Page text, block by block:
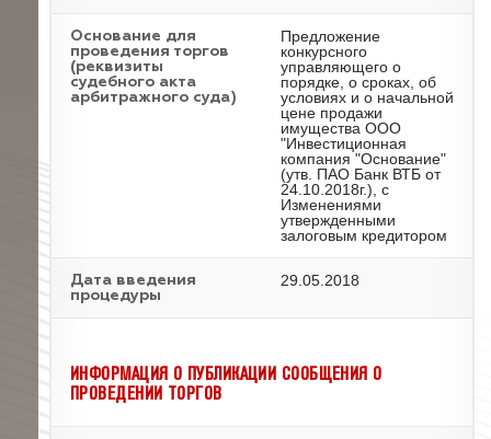
Основание для
проведения торгов
(реквизиты
судебного акта
арбитражного суда)
Предложение
конкурсного
управляющего о
порядке, о сроках, об
условиях и о начальной
цене продажи
имущества ООО
"Инвестиционная
компания "Основание"
(утв. ПАО Банк ВТБ от
24.10.2018г.), с
Изменениями
утвержденными
залоговым кредитором
Дата введения
процедуры
29.05.2018
ИНФОРМАЦИЯ О ПУБЛИКАЦИИ СООБЩЕНИЯ О
ПРОВЕДЕНИИ ТОРГОВ